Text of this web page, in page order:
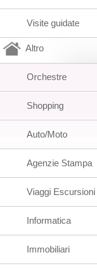
Visite guidate
Altro
Orchestre
Shopping
Auto/Moto
Agenzie Stampa
Viaggi Escursioni
Informatica
Immobiliari